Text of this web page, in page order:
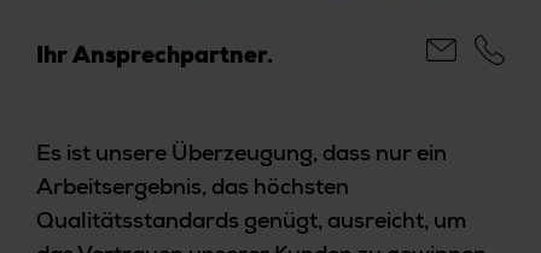
Ihr Ansprechpartner.
Es ist unsere Überzeugung, dass nur ein
Arbeitsergebnis, das höchsten
Qualitätsstandards genügt, ausreicht, um